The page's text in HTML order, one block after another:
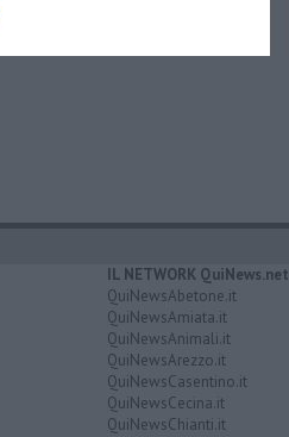
IL NETWORK QuiNews.net
QuiNewsAbetone.it
QuiNewsAmiata.it
QuiNewsAnimali.it
QuiNewsArezzo.it
QuiNewsCasentino.it
QuiNewsCecina.it
QuiNewsChianti.it